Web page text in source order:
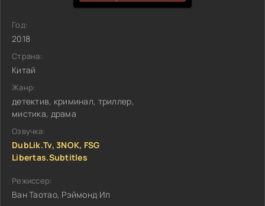
Год:
2018
Страна:
Китай
Жанр:
детектив, криминал, триллер,
мистика, драма
Озвучка:
DubLik.Tv, 3NOK, FSG
Libertas.Subtitles
Режиссер:
Ван Таотао, Рэймонд Ип